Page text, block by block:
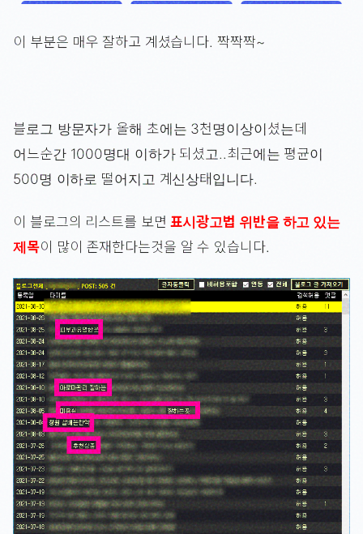
이 부분은 매우 잘하고 계셨습니다. 짝짝짝~
블로그 방문자가 올해 초에는 3천명이상이셨는데
어느순간 1000명대 이하가 되셨고..최근에는 평균이
500명 이하로 떨어지고 계신상태입니다.
이 블로그의 리스트를 보면 표시광고법 위반을 하고 있는
제목이 많이 존재한다는것을 알 수 있습니다.